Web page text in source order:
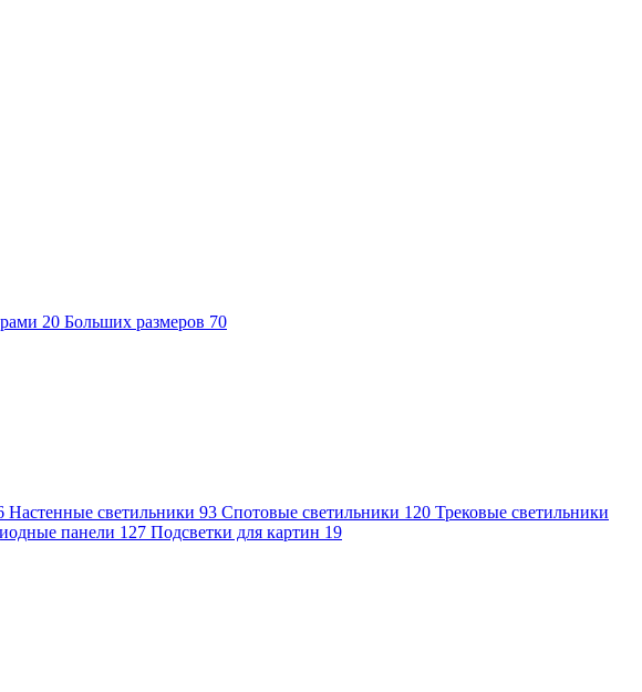
20 Больших размеров 70
Настенные светильники 93 Спотовые светильники 120 Трековые светильники
панели 127 Подсветки для картин 19